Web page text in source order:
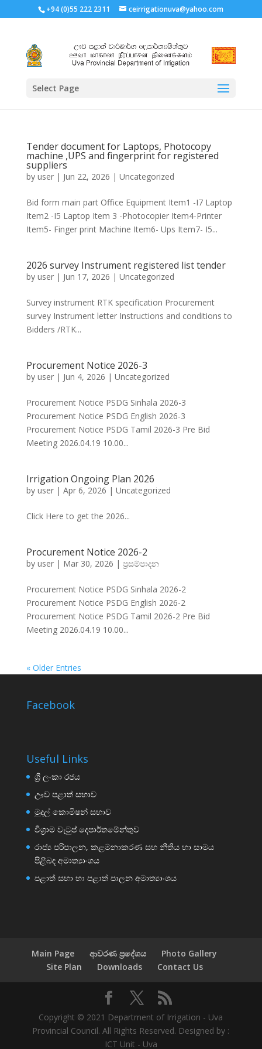
+94 (0)55 222 2311 ceirrigationuva@yahoo.com
Select Page
Tender document for Laptops, Photocopy
machine ,UPS and fingerprint for registered
suppliers
by user| Jun 22, 2026 | Uncategorized
Bid form main part Office Equipment Item1 -I7 Laptop
Item2 -I5 Laptop Item 3 -Photocopier Item4-Printer
Item5- Finger print Machine Item6- Ups Item7- I5...
2026 survey Instrument registered list tender
by user| Jun 17, 2026 | Uncategorized
Survey instrument RTK specification Procurement
survey Instrument letter Instructions and conditions to
Bidders /RTK...
Procurement Notice 2026-3
by user| Jun 4, 2026 | Uncategorized
Procurement Notice PSDG Sinhala 2026-3
Procurement Notice PSDG English 2026-3
Procurement Notice PSDG Tamil 2026-3 Pre Bid
Meeting 2026.04.19 10.00...
Irrigation Ongoing Plan 2026
by user| Apr 6, 2026 | Uncategorized
Click Here to get the 2026...
Procurement Notice 2026-2
by user| Mar 30, 2026 | ප්‍රසම්පාදන
Procurement Notice PSDG Sinhala 2026-2
Procurement Notice PSDG English 2026-2
Procurement Notice PSDG Tamil 2026-2 Pre Bid
Meeting 2026.04.19 10.00...
« Older Entries
Facebook
Useful Links
ශ්‍රී ලංකා රජය
ඌව පළාත් සභාව
මුදල් කොමිෂන් සභාව
විශ්‍රාම වැටුප් දෙපාර්තමේන්තුව
රාජ්‍ය පරිපාලන, කළමනාකරණ සහ නීතිය හා සාමය
පිළිබඳ අමාත්‍යාංශය
පළාත් සභා හා පළාත් පාලන අමාත්‍යාංශය
Main Page ආවරණ ප්‍රදේශය
Photo Gallery
Site Plan
Downloads Contact Us
Copyright © 2021 Department of Irrigation - Uva
Provincial Council. All Rights Reserved. Designed by :
ICT Unit - Uva